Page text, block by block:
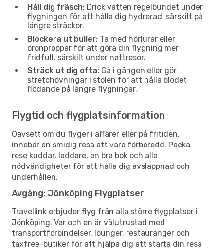
Håll dig fräsch: Drick vatten regelbundet under
flygningen för att hålla dig hydrerad, särskilt på
längre sträckor.
Blockera ut buller: Ta med hörlurar eller
öronproppar för att göra din flygning mer
fridfull, särskilt under nattresor.
Sträck ut dig ofta: Gå i gången eller gör
stretchövningar i stolen för att hålla blodet
flödande på längre flygningar.
Flygtid och flygplatsinformation
Oavsett om du flyger i affärer eller på fritiden,
innebär en smidig resa att vara förberedd. Packa
rese kuddar, laddare, en bra bok och alla
nödvändigheter för att hålla dig avslappnad och
underhållen.
Avgång: Jönköping Flygplatser
Travellink erbjuder flyg från alla större flygplatser i
Jönköping. Var och en är välutrustad med
transportförbindelser, lounger, restauranger och
taxfree-butiker för att hjälpa dig att starta din resa